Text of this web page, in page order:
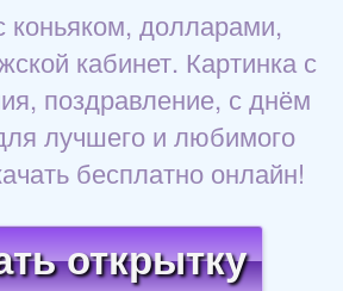
коньяком, долларами,
кабинет. Картинка с
поздравление, с днём
лучшего и любимого
бесплатно онлайн!
открытку